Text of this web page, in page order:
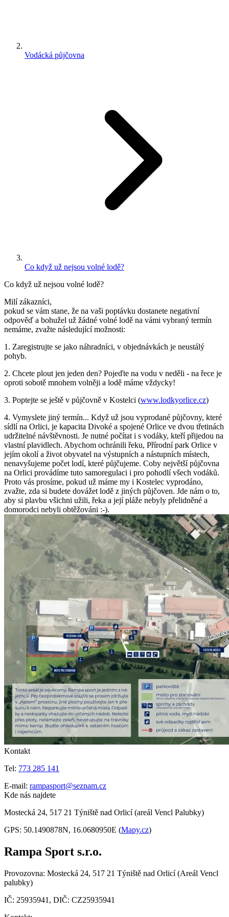
Vodácká půjčovna
Co když už nejsou volné lodě?
Co když už nejsou volné lodě?
Milí zákazníci,
pokud se vám stane, že na vaši poptávku dostanete negativní
odpověď a bohužel už žádné volné lodě na vámi vybraný termín
nemáme, zvažte následující možnosti:
1. Zaregistrujte se jako náhradníci, v objednávkách je neustálý
pohyb.
2. Chcete plout jen jeden den? Pojeďte na vodu v neděli - na řece je
oproti sobotě mnohem volněji a lodě máme vždycky!
3. Poptejte se ještě v půjčovně v Kostelci (www.lodkyorlice.cz)
4. Vymyslete jiný termín... Když už jsou vyprodané půjčovny, které
sídlí na Orlici, je kapacita Divoké a spojené Orlice ve dvou třetinách
udržitelné návštěvnosti. Je nutné počítat i s vodáky, kteří přijedou na
vlastní plavidlech. Abychom ochránili řeku, Přírodní park Orlice v
jejím okolí a život obyvatel na výstupních a nástupních místech,
nenavyšujeme počet lodí, které půjčujeme. Coby největší půjčovna
na Orlici provádíme tuto samoregulaci i pro pohodlí všech vodáků.
Proto vás prosíme, pokud už máme my i Kostelec vyprodáno,
zvažte, zda si budete dovážet lodě z jiných půjčoven. Jde nám o to,
aby si plavbu všichni užili, řeka a její pláže nebyly přelidněné a
domorodci nebyli obtěžováni :-).
Kontakt
Tel: 773 285 141
E-mail: rampasport@seznam.cz
Kde nás najdete
Mostecká 24, 517 21 Týniště nad Orlicí (areál Vencl Palubky)
GPS: 50.1490878N, 16.0680950E (Mapy.cz)
Rampa Sport s.r.o.
Provozovna: Mostecká 24, 517 21 Týniště nad Orlicí (Areál Vencl
palubky)
IČ: 25935941, DIČ: CZ25935941